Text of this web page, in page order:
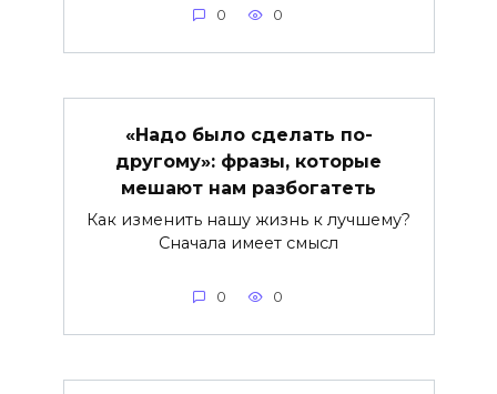
0 0
«Надо было сделать по-
другому»: фразы, которые
мешают нам разбогатеть
Как изменить нашу жизнь к лучшему?
Сначала имеет смысл
0 0